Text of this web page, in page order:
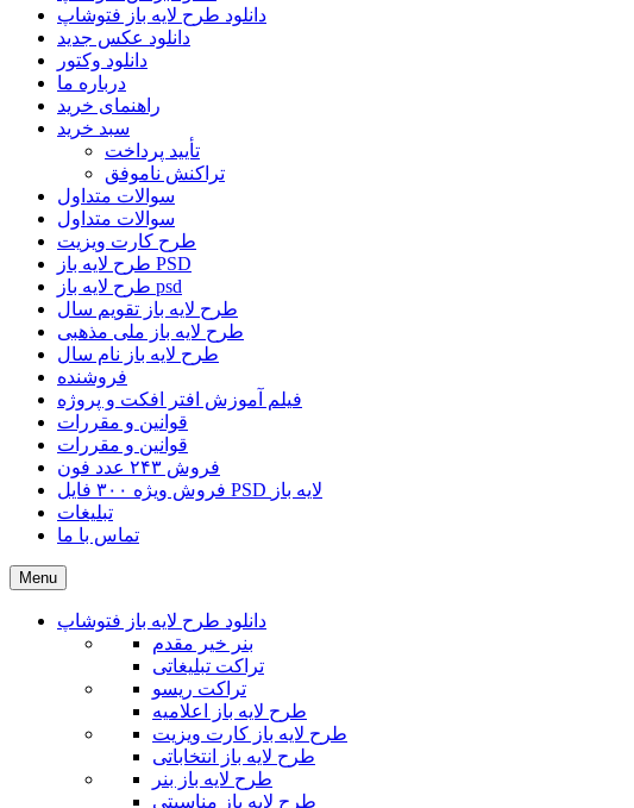
دانلود طرح لایه باز فتوشاپ
دانلود عکس جدید
دانلود وکتور
درباره ما
راهنمای خرید
سبد خرید
تأیید پرداخت
تراکنش ناموفق
سوالات متداول
سوالات متداول
طرح کارت ویزیت
طرح لایه باز PSD
طرح لایه باز psd
طرح لایه باز تقویم سال
طرح لایه باز ملی مذهبی
طرح لایه باز نام سال
فروشنده
فیلم آموزش افتر افکت و پروژه
قوانین و مقررات
قوانین و مقررات
فروش ۲۴۳ عدد فون
فروش ویژه ۳۰۰ فایل PSD لایه باز
تبلیغات
تماس با ما
Menu
دانلود طرح لایه باز فتوشاپ
بنر خیر مقدم
تراکت تبلیغاتی
تراکت ریسو
طرح لایه باز اعلامیه
طرح لایه باز کارت ویزیت
طرح لایه باز انتخاباتی
طرح لایه باز بنر
طرح لایه باز مناسبتی